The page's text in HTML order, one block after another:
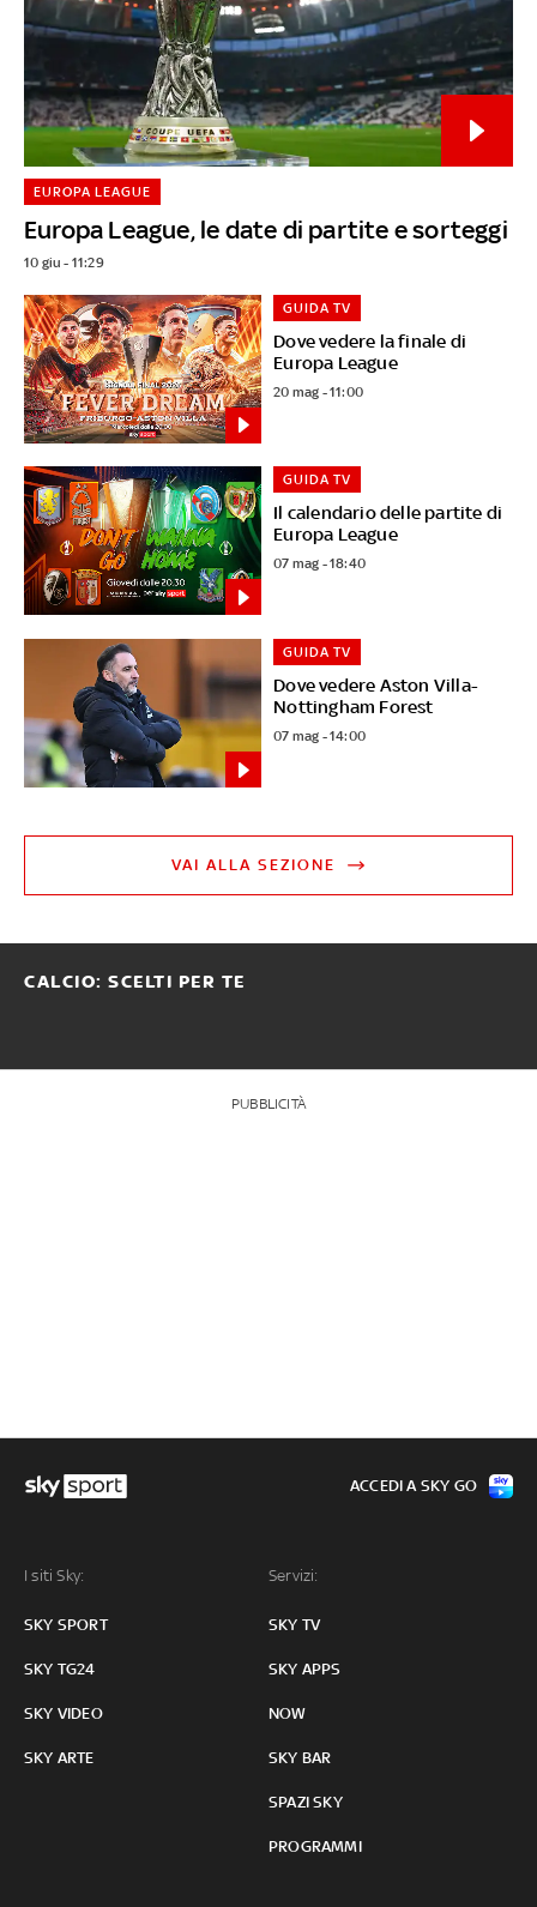
Europa League, le date di partite e sorteggi
EUROPA LEAGUE
10 giu - 11:29
Dove vedere la finale di
Europa League
GUIDA TV
20 mag - 11:00
Il calendario delle partite di
Europa League
GUIDA TV
07 mag - 18:40
Dove vedere Aston Villa-
Nottingham Forest
GUIDA TV
07 mag - 14:00
VAI ALLA SEZIONE
CALCIO: SCELTI PER TE
PUBBLICITÀ
I siti Sky:
SKY SPORT
SKY TG24
SKY VIDEO
SKY ARTE
Servizi:
SKY TV
SKY APPS
NOW
SKY BAR
SPAZI SKY
PROGRAMMI
ACCEDI A SKY GO